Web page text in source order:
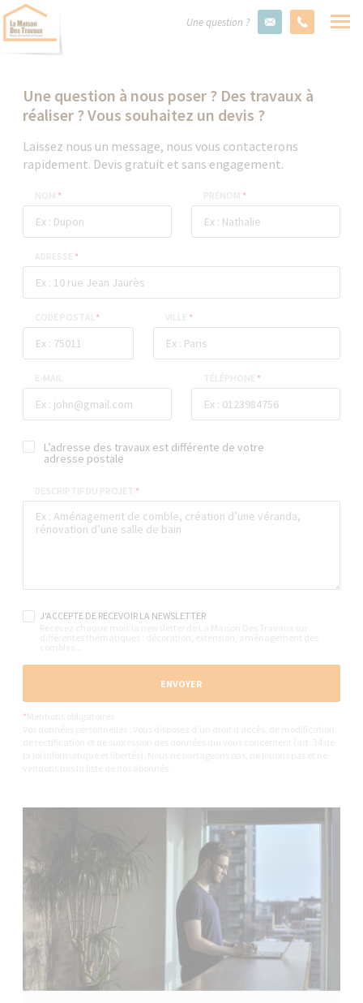
Une question ?
Une question à nous poser ? Des travaux à
réaliser ? Vous souhaitez un devis ?
Laissez nous un message, nous vous contacterons
rapidement. Devis gratuit et sans engagement.
* *
*
* *
*
L’adresse des travaux est différente de votre
adresse postale
*
J'ACCEPTE DE RECEVOIR LA NEWSLETTER
ENVOYER
*